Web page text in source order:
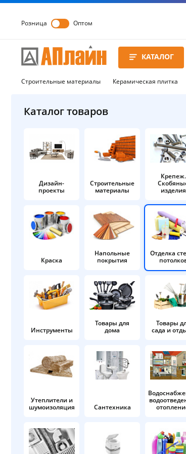
Розница Оптом
КАТАЛОГ
Строительные материалы Керамическая плитка
Каталог товаров
Дизайн-
проекты
Строительные
материалы
Крепеж.
изделия
Краска
Напольные
покрытия
Отделка
Инструменты
Товары для
дома
Товары
сада и
Утеплители и
шумоизоляция
Сантехника